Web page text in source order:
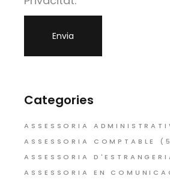
Categories
ASSESSORIA
ASSESSORIA COMPTABLE
ASSESSORIA
ASSESSORIA EN